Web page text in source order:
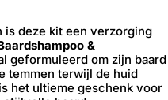
is deze kit een verzorging
&
geformuleerd om zijn baard
temmen terwijl de huid
het ultieme geschenk voor